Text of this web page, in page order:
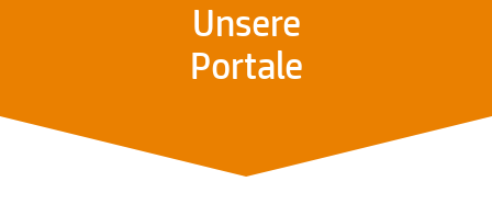
Unsere
Portale